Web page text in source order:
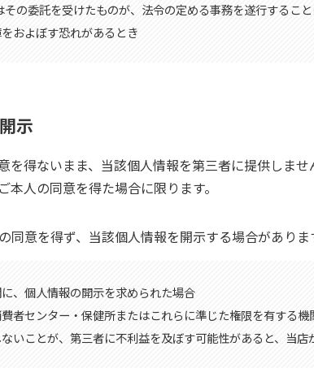
の委託を受けたものが、法令の定める事務を遂行するこ
およぼす恐れがあるとき
示
を得ないまま、当該個人情報を第三者に提供しま
人の同意を得た場合に限ります。
意を得ず、当該個人情報を開示する場合がありま
、個人情報の開示を求められた場合
者センター・保健所またはこれらに準じた権限を有する
いことが、第三者に不利益を及ぼす可能性があると、当店